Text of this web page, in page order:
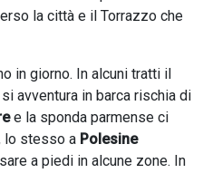
la città e il Torrazzo che
in giorno. In alcuni tratti il
avventura in barca rischia di
e la sponda parmense ci
lo stesso a Polesine
a piedi in alcune zone. In